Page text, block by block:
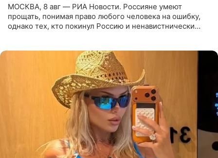
МОСКВА, 8 авг — РИА Новости. Россияне умеют
прощать, понимая право любого человека на ошибку,
однако тех, кто покинул Россию и ненавистнически